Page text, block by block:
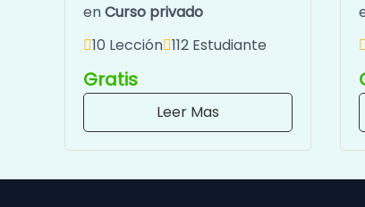
enCurso privado
10 Lección 112 Estudiante
Gratis
Leer Mas